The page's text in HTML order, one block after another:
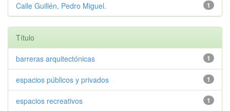
1
Calle Guillén, Pedro Miguel.
Título
1
barreras arquitectónicas
1
espacios públicos y privados
1
espacios recreativos